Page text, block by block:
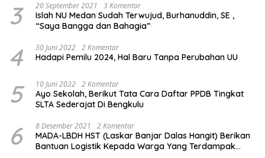
3 20 September 2021 3 Komentar
Islah NU Medan Sudah Terwujud, Burhanuddin, SE ,
“Saya Bangga dan Bahagia”
4 30 Juni 2022 2 Komentar
Hadapi Pemilu 2024, Hal Baru Tanpa Perubahan UU
5 10 Juni 2022 2 Komentar
Ayo Sekolah, Berikut Tata Cara Daftar PPDB Tingkat
SLTA Sederajat Di Bengkulu
6 8 Desember 2021 2 Komentar
MADA-LBDH HST (Laskar Banjar Dalas Hangit) Berikan
Bantuan Logistik Kepada Warga Yang Terdampak